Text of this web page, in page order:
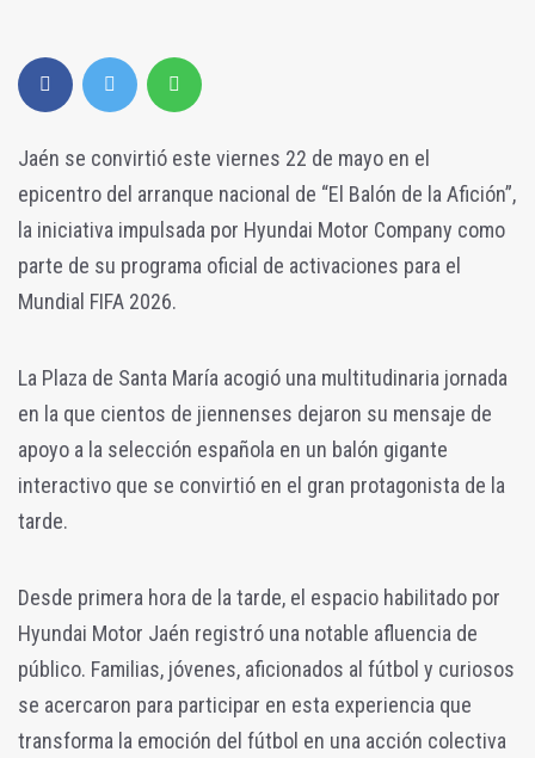
Jaén se convirtió este viernes 22 de mayo en el
epicentro del arranque nacional de “El Balón de la Afición”,
la iniciativa impulsada por Hyundai Motor Company como
parte de su programa oficial de activaciones para el
Mundial FIFA 2026.
La Plaza de Santa María acogió una multitudinaria jornada
en la que cientos de jiennenses dejaron su mensaje de
apoyo a la selección española en un balón gigante
interactivo que se convirtió en el gran protagonista de la
tarde.
Desde primera hora de la tarde, el espacio habilitado por
Hyundai Motor Jaén registró una notable afluencia de
público. Familias, jóvenes, aficionados al fútbol y curiosos
se acercaron para participar en esta experiencia que
transforma la emoción del fútbol en una acción colectiva